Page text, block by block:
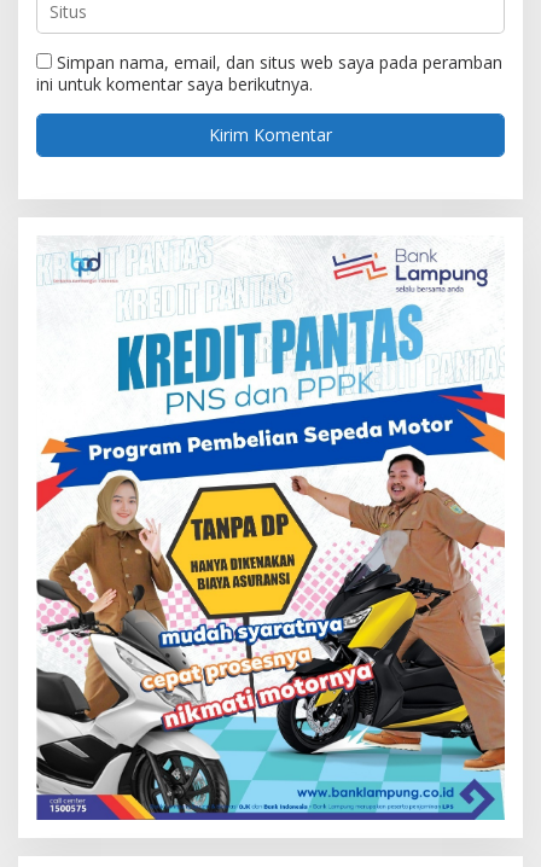
Simpan nama, email, dan situs web saya pada peramban
ini untuk komentar saya berikutnya.